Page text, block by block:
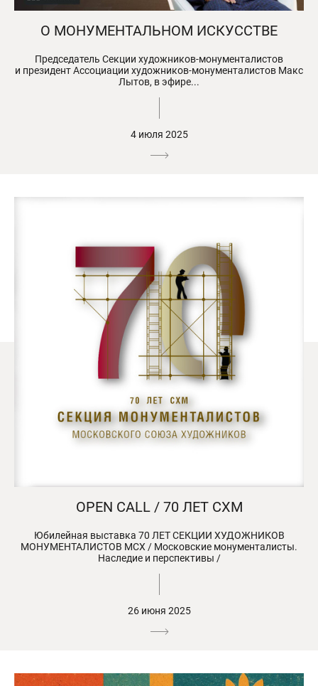
О МОНУМЕНТАЛЬНОМ ИСКУССТВЕ
Председатель Секции художников-монументалистов
и президент Ассоциации художников-монументалистов Макс
Лытов, в эфире...
4 июля 2025
OPEN CALL / 70 ЛЕТ СХМ
Юбилейная выставка 70 ЛЕТ СЕКЦИИ ХУДОЖНИКОВ
МОНУМЕНТАЛИСТОВ МСХ / Московские монументалисты.
Наследие и перспективы /
26 июня 2025